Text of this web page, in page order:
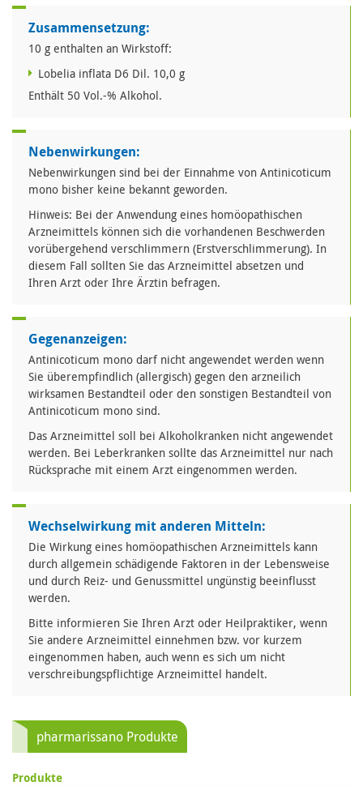
Zusammensetzung:
10 g enthalten an Wirkstoff:
Lobelia inflata D6 Dil. 10,0 g
Enthält 50 Vol.-% Alkohol.
Nebenwirkungen:
Nebenwirkungen sind bei der Einnahme von Antinicoticum
mono bisher keine bekannt geworden.
Hinweis: Bei der Anwendung eines homöopathischen
Arzneimittels können sich die vorhandenen Beschwerden
vorübergehend verschlimmern (Erstverschlimmerung). In
diesem Fall sollten Sie das Arzneimittel absetzen und
Ihren Arzt oder Ihre Ärztin befragen.
Gegenanzeigen:
Antinicoticum mono darf nicht angewendet werden wenn
Sie überempfindlich (allergisch) gegen den arzneilich
wirksamen Bestandteil oder den sonstigen Bestandteil von
Antinicoticum mono sind.
Das Arzneimittel soll bei Alkoholkranken nicht angewendet
werden. Bei Leberkranken sollte das Arzneimittel nur nach
Rücksprache mit einem Arzt eingenommen werden.
Wechselwirkung mit anderen Mitteln:
Die Wirkung eines homöopathischen Arzneimittels kann
durch allgemein schädigende Faktoren in der Lebensweise
und durch Reiz- und Genussmittel ungünstig beeinflusst
werden.
Bitte informieren Sie Ihren Arzt oder Heilpraktiker, wenn
Sie andere Arzneimittel einnehmen bzw. vor kurzem
eingenommen haben, auch wenn es sich um nicht
verschreibungspflichtige Arzneimittel handelt.
pharmarissano Produkte
Produkte